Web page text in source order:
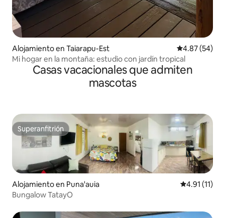
Alojamiento en Taiarapu-Est Calificación
4.87 (54)
Mi hogar en la montaña: estudio con jardín tropical
Casas vacacionales que admiten
mascotas
Superanfitrión
Superanfitrión
Alojamiento en Puna'auia Calificación
4.91 (11)
Bungalow TatayO